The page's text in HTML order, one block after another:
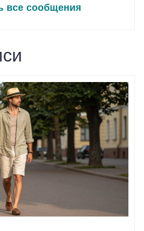
все сообщения